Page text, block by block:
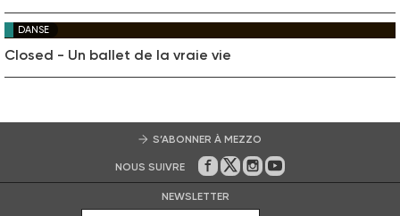
DANSE
Closed - Un ballet de la vraie vie
S’ABONNER À MEZZO
NOUS SUIVRE Sur Facebook
Sur Twitter
Sur Instagram
Sur Youtube
NEWSLETTER